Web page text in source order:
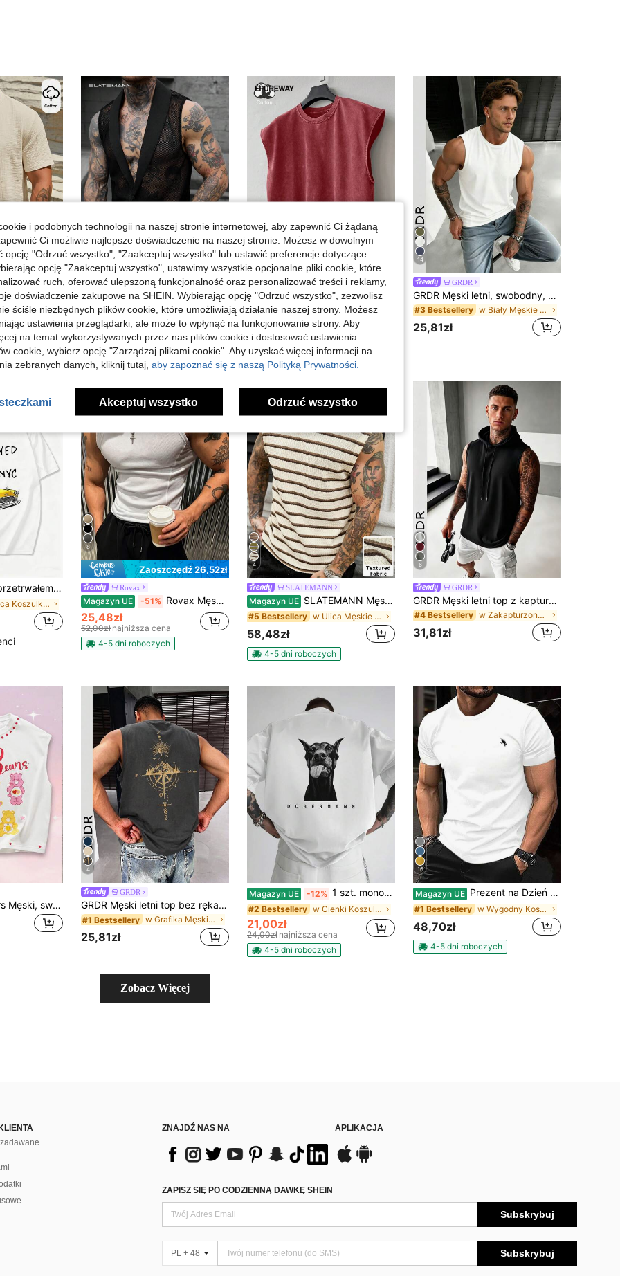
4,65
4,65 1.8K
letnia, męska lniano-bawełniana bluzka plażowa, casualowa koszula Henley z dekoltem w serek i krótkim rękawem, na wakacje, prezent na Dzień Ojca
SLATEMANN
Magazyn UE -51% SLATEMANN Męska casualowa koszulka na ramiączkach w jednolitym kolorze z kołnierzem szalowym, wakacyjna
30,87zł
63,00złnajniższa cena
4-5 dni roboczych
17
ÉpureWay
Magazyn UE -50% ÉpureWay Manfinity Streetrush męski letni casualowy top na ramiączkach z szerokimi ramionami, jednolity kolor, bawełniany, bez rękawów, czerwony crop top, muscle tee, męska koszulka z wyciętymi rękawami, na wakacje
32,83zł
66,00złnajniższa cena
4-5 dni roboczych
14
GRDR
GRDR Męski letni, swobodny, bezrękawnik z okrągłym dekoltem
#3 Bestsellery w Biały Męskie podkoszulki bez rękawów
25,81zł
koszulka z żółtą taksówką-pająkiem, w stylu vintage lat 80., unisex dla mężczyzn i kobiet.
w Ulica Koszulki męskie
8
Zaoszczędź 26,52zł
Rovax
Magazyn UE -51% Rovax Męski letni, swobodny, prążkowany top z okrągłym dekoltem i jednolitym kolorem
25,48zł
52,00zł najniższa cena
4-5 dni roboczych
4
SLATEMANN
Magazyn UE SLATEMANN Męska wygodna koszulka na ramiączkach z tkaniny żakardowej w paski, z małym okrągłym dekoltem, casualowa na wakacje, spotkania i imprezy, na co dzień i randki, prosty uniwersalny styl, sport, jazda na rowerze, odpowiednia do noszenia lub jako prezent dla przyjaciół
#5 Bestsellery w Ulica Męskie podkoszulki bez rękawów
58,48zł
4-5 dni roboczych
6
GRDR
GRDR Męski letni top z kapturem w jednolitym kolorze, swobodny sportowy styl, modny i minimalistyczny do letnich strojów sportowych
#4 Bestsellery w Zakapturzony Męskie podkoszulki bez rękawów
31,81zł
SHEIN X Care Bears Męski, swobodny top bez rękawów z nadrukiem litery i niedźwiedzia, z okrągłym dekoltem, letni
4
GRDR
GRDR Męski letni top bez rękawów z nadrukiem kompasu i szczytu górskiego
#1 Bestsellery w Grafika Męskie podkoszulki bez rękawów
25,81zł
Magazyn UE -12% 1 szt. monochromatyczna koszula z krótkim rękawem i nadrukiem na plecach w szkicu dobermana, minimalistyczny strój dla psa, swobodny strój podróżny dla mężczyzn
#2 Bestsellery w Cienki Koszulki męskie
21,00zł
24,00zł najniższa cena
4-5 dni roboczych
16
Magazyn UE Prezent na Dzień Ojca dla mężczyzn, casualowy uniwersalny T-shirt na co dzień i do pracy z prostym nadrukiem, krótki rękaw, wiosna/lato, prezent dla niego
#1 Bestsellery w Wygodny Koszulki męskie
48,70zł
4-5 dni roboczych
Zobacz Więcej
ZNAJDŹ NAS NA APLIKACJA
ZAPISZ SIĘ PO CODZIENNĄ DAWKĘ SHEIN
Subskrybuj
PL + 48 Subskrybuj
i podobnych technologii na naszej stronie internetowej, aby zapewnić Ci żądaną
Ci możliwie najlepsze doświadczenie na naszej stronie. Możesz w dowolnym
opcję "Odrzuć wszystko", "Zaakceptuj wszystko" lub ustawić preferencje dotyczące
opcję "Zaakceptuj wszystko", ustawimy wszystkie opcjonalne pliki cookie, które
ruch, oferować ulepszoną funkcjonalność oraz personalizować treści i reklamy,
doświadczenie zakupowe na SHEIN. Wybierając opcję "Odrzuć wszystko", zezwolisz
ściśle niezbędnych plików cookie, które umożliwiają działanie naszej strony. Możesz
ustawienia przeglądarki, ale może to wpłynąć na funkcjonowanie strony. Aby
na temat wykorzystywanych przez nas plików cookie i dostosować ustawienia
cookie, wybierz opcję "Zarządzaj plikami cookie". Aby uzyskać więcej informacji na
zebranych danych, kliknij tutaj, aby zapoznać się z naszą Polityką Prywatności.
Akceptuj wszystko Odrzuć wszystko